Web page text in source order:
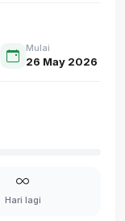
Mulai
26 May 2026
Hari lagi